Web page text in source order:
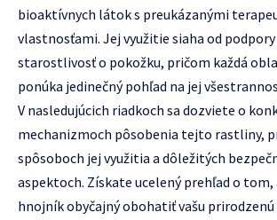
bioaktívnych látok s preukázanými
vlastnosťami. Jej využitie siaha od
starostlivosť o pokožku, pričom každá
ponúka jedinečný pohľad na jej
V nasledujúcich riadkoch sa dozviete o
mechanizmoch pôsobenia tejto rastliny,
spôsoboch jej využitia a dôležitých
aspektoch. Získate ucelený prehľad o tom,
hnojník obyčajný obohatiť vašu